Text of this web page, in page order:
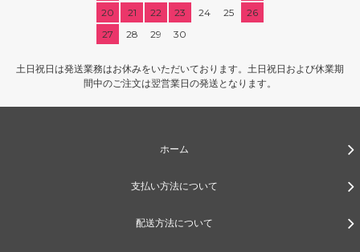
20
21 22 23 24 25
26
27
28 29 30
土日祝日は発送業務はお休みをいただいております。土日祝日および休業期
間中のご注文は翌営業日の発送となります。
ホーム
支払い方法について
配送方法について